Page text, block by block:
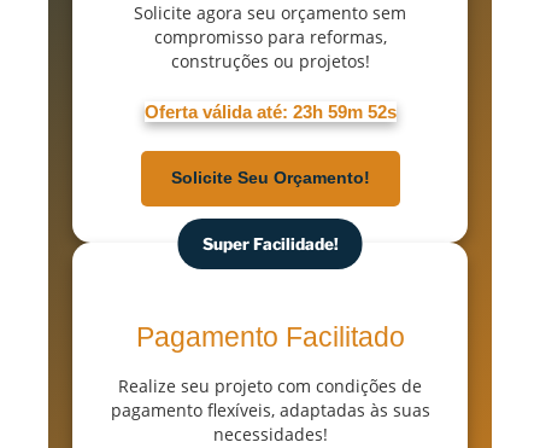
Solicite agora seu orçamento sem
compromisso para reformas,
construções ou projetos!
Oferta válida até: 23h 59m 50s
Solicite Seu Orçamento!
Super Facilidade!
Pagamento Facilitado
Realize seu projeto com condições de
pagamento flexíveis, adaptadas às suas
necessidades!